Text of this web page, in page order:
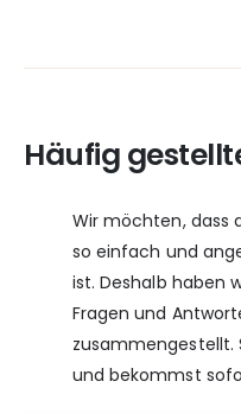
Häufig
Wir möchten, dass
so einfach und
ist. Deshalb haben
Fragen und
zusammengestellt.
und bekommst